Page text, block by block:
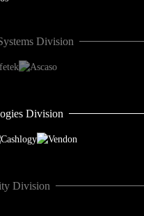
Division
Division
Division